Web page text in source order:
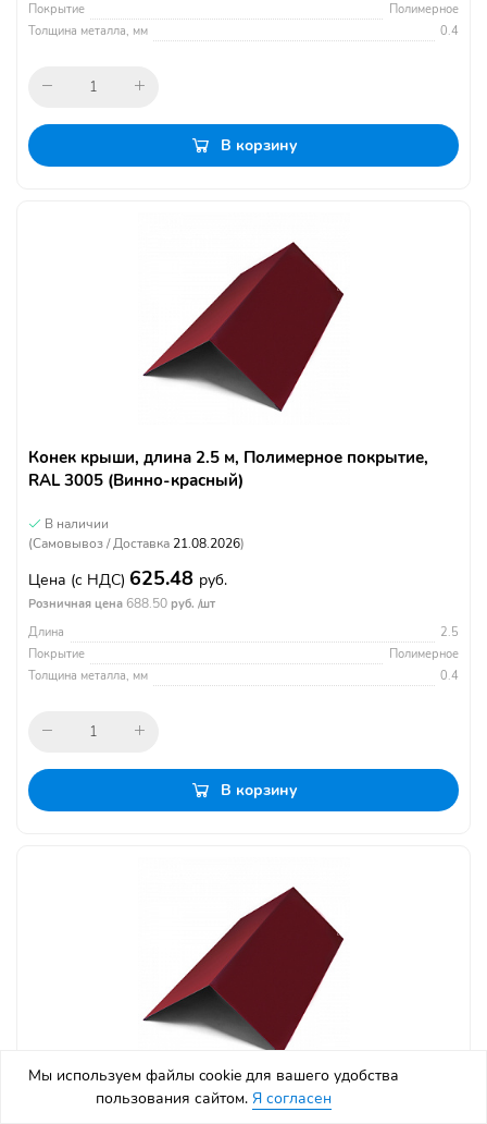
Покрытие
Полимерное
Толщина металла, мм
0.4
В корзину
Конек крыши, длина 2.5 м, Полимерное покрытие,
RAL 3005 (Винно-красный)
В наличии
(Самовывоз / Доставка 21.08.2026)
Цена (с НДС) 625.48 руб.
Розничная цена 688.50 руб. /шт
Длина
2.5
Покрытие
Полимерное
Толщина металла, мм
0.4
В корзину
Конек крыши, длина 3 м, Полимерное покрытие, RAL
Мы используем файлы cookie для вашего удобства
пользования сайтом. Я согласен